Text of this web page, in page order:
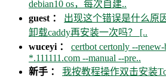
debian10 os，每次自建..
guest ： 出现这个错误是什么原
卸载caddy再安装一次吗？ [..
wuceyi ： certbot certonly --
*.111111.com --manual --pre..
新手 ： 我按教程操作双击安装